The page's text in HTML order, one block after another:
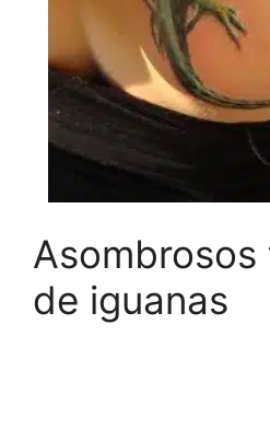
de iguanas